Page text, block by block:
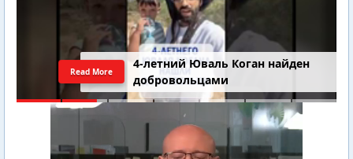
4-летний Юваль Коган найден
добровольцами
Read More